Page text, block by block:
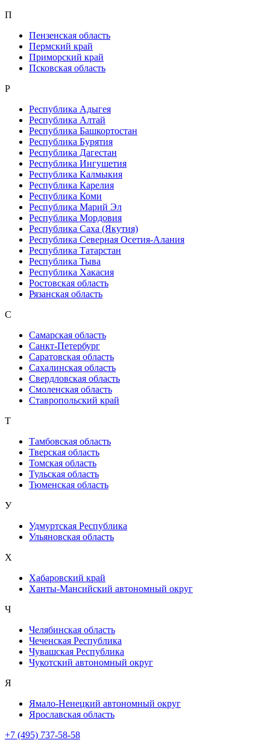
П
Пензенская область
Пермский край
Приморский край
Псковская область
Р
Республика Адыгея
Республика Алтай
Республика Башкортостан
Республика Бурятия
Республика Дагестан
Республика Ингушетия
Республика Калмыкия
Республика Карелия
Республика Коми
Республика Марий Эл
Республика Мордовия
Республика Саха (Якутия)
Республика Северная Осетия-Алания
Республика Татарстан
Республика Тыва
Республика Хакасия
Ростовская область
Рязанская область
С
Самарская область
Санкт-Петербург
Саратовская область
Сахалинская область
Свердловская область
Смоленская область
Ставропольский край
Т
Тамбовская область
Тверская область
Томская область
Тульская область
Тюменская область
У
Удмуртская Республика
Ульяновская область
Х
Хабаровский край
Ханты-Мансийский автономный округ
Ч
Челябинская область
Чеченская Республика
Чувашская Республика
Чукотский автономный округ
Я
Ямало-Ненецкий автономный округ
Ярославская область
+7 (495) 737-58-58